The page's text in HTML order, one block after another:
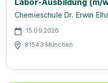
Labor-Ausbildung (m/
Chemieschule Dr. Erwin
15.09.2026
81543 München